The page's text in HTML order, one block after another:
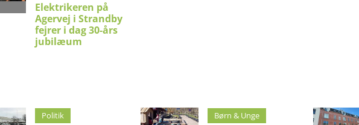
Elektrikeren på
Agervej i Strandby
fejrer i dag 30-års
jubilæum
Politik Børn & Unge